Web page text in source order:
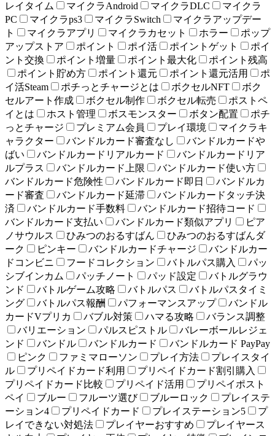
レイタイム
マイクラAndroid マイクラDLC
マイクラ
PC
マイクラps3 マイクラSwitch
マイクラアップデー
ト
マイクラアプリ マイクラカセット ホラー
ポップ
アップストア
ポイント ポイ活 ポイントゲット
ポイ
ント交換
ポイント増量 ポイント最大化
ポイント残高
ポイント貯め方
ポイント還元 ポイント還元活用
ポ
イ活Steam
ポチっとチャージとは ボクセルNFT
ボク
セルアート作成
ボクセル制作 ボクセル転売
ポストペ
イとは
ホスト管理 ボスモンスター ボタン配置
ポチ
っとチャージ
プレミアム会員 プレイ環境
マイクラキ
ャラクター
バンドルカード審査なし
バンドルカードや
ばい
バンドルカードリアルカード
バンドルカードリア
ルプラス
バンドルカード上限
バンドルカード使い方
バンドルカード危険性
バンドルカード即日
バンドルカ
ード審査
バンドルカード延滞
バンドルカードタッチ決
済
バンドルカード手数料
バンドルカード招待コード
バンドルカード支払い
バンドルカード類似アプリ
ピア
ノサウルス
ひみつのおるすばん
ひみつのおるすばんダ
ーク
ピンキー バンドルカードチャージ
バンドルカー
ドコンビニ
フードコレクション バトルパス購入
パッ
シブインカム
パッチノート パッド設定
バトルグラウ
ンド
バトルゲーム攻略 バトルパス
バトルパスタイミ
ング
バトルパス報酬 パフォーマンスアップ
バンドル
カードVプリカ
バブル対策 ハマる攻略
バランス調整
バリエーション
パルスピストル
バレーボールレジェ
ンド
バンドル バンドルカード
バンドルカード PayPay
ピンク
ファミマローソン プレイ方法
プレイスタイ
ル
プリペイドカード利用
プリペイドカード割引購入
プリペイドカード比較
プリペイド活用
プリペイポスト
ペイ
ブルー フルーツ選び ブルーロック
プレイステ
ーション4
プリペイドカード プレイステーション5
プ
レイできない対処法
プレイヤーおすすめ
プレイヤース